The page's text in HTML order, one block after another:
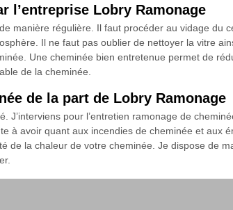
l’entreprise Lobry Ramonage
manière régulière. Il faut procéder au vidage du
Il ne faut pas oublier de nettoyer la vitre
Une cheminée bien entretenue permet de
de la cheminée.
de la part de Lobry Ramonage
pour l’entretien ramonage de
à avoir quant aux incendies de cheminée et aux
de la chaleur de votre cheminée. Je dispose de